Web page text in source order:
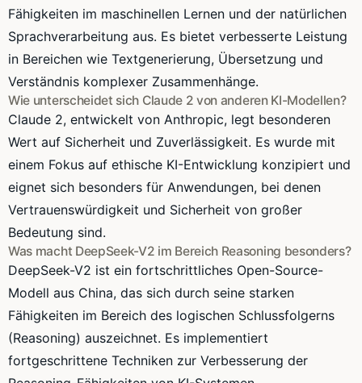
Fähigkeiten im maschinellen Lernen und der natürlichen
Sprachverarbeitung aus. Es bietet verbesserte Leistung
in Bereichen wie Textgenerierung, Übersetzung und
Verständnis komplexer Zusammenhänge.
Wie unterscheidet sich Claude 2 von anderen KI-Modellen?
Claude 2, entwickelt von Anthropic, legt besonderen
Wert auf Sicherheit und Zuverlässigkeit. Es wurde mit
einem Fokus auf ethische KI-Entwicklung konzipiert und
eignet sich besonders für Anwendungen, bei denen
Vertrauenswürdigkeit und Sicherheit von großer
Bedeutung sind.
Was macht DeepSeek-V2 im Bereich Reasoning besonders?
DeepSeek-V2 ist ein fortschrittliches Open-Source-
Modell aus China, das sich durch seine starken
Fähigkeiten im Bereich des logischen Schlussfolgerns
(Reasoning) auszeichnet. Es implementiert
fortgeschrittene Techniken zur Verbesserung der